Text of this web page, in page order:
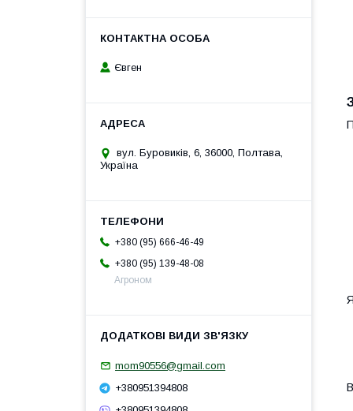
Євген
вул. Буровиків, 6, 36000, Полтава,
Україна
+380 (95) 666-46-49
+380 (95) 139-48-08
Агроном
mom90556@gmail.com
+380951394808